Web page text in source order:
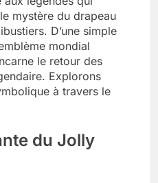
: culture et entretien
inconvénients de
gunnii pour votre jardin
mystère du drapeau
D’une simple
mondial
le retour des
Explorons
à travers le
du Jolly